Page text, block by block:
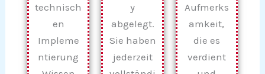
technisch
en
Impleme
ntierung
y
abgelegt.
Sie haben
jederzeit
Aufmerks
amkeit,
die es
verdient